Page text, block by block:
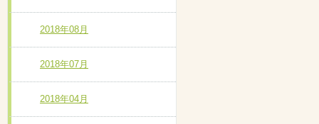
2018年08月
2018年07月
2018年04月